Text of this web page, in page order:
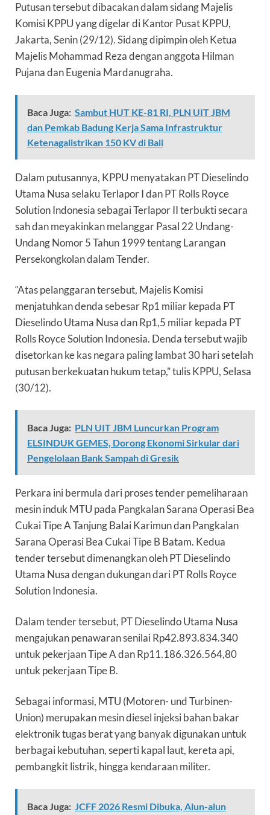
Putusan tersebut dibacakan dalam sidang Majelis
Komisi KPPU yang digelar di Kantor Pusat KPPU,
Jakarta, Senin (29/12). Sidang dipimpin oleh Ketua
Majelis Mohammad Reza dengan anggota Hilman
Pujana dan Eugenia Mardanugraha.
Baca Juga: Sambut HUT KE-81 RI, PLN UIT JBM
dan Pemkab Badung Kerja Sama Infrastruktur
Ketenagalistrikan 150 KV di Bali
Dalam putusannya, KPPU menyatakan PT Dieselindo
Utama Nusa selaku Terlapor I dan PT Rolls Royce
Solution Indonesia sebagai Terlapor II terbukti secara
sah dan meyakinkan melanggar Pasal 22 Undang-
Undang Nomor 5 Tahun 1999 tentang Larangan
Persekongkolan dalam Tender.
“Atas pelanggaran tersebut, Majelis Komisi
menjatuhkan denda sebesar Rp1 miliar kepada PT
Dieselindo Utama Nusa dan Rp1,5 miliar kepada PT
Rolls Royce Solution Indonesia. Denda tersebut wajib
disetorkan ke kas negara paling lambat 30 hari setelah
putusan berkekuatan hukum tetap,” tulis KPPU, Selasa
(30/12).
Baca Juga: PLN UIT JBM Luncurkan Program
ELSINDUK GEMES, Dorong Ekonomi Sirkular dari
Pengelolaan Bank Sampah di Gresik
Perkara ini bermula dari proses tender pemeliharaan
mesin induk MTU pada Pangkalan Sarana Operasi Bea
Cukai Tipe A Tanjung Balai Karimun dan Pangkalan
Sarana Operasi Bea Cukai Tipe B Batam. Kedua
tender tersebut dimenangkan oleh PT Dieselindo
Utama Nusa dengan dukungan dari PT Rolls Royce
Solution Indonesia.
Dalam tender tersebut, PT Dieselindo Utama Nusa
mengajukan penawaran senilai Rp42.893.834.340
untuk pekerjaan Tipe A dan Rp11.186.326.564,80
untuk pekerjaan Tipe B.
Sebagai informasi, MTU (Motoren- und Turbinen-
Union) merupakan mesin diesel injeksi bahan bakar
elektronik tugas berat yang banyak digunakan untuk
berbagai kebutuhan, seperti kapal laut, kereta api,
pembangkit listrik, hingga kendaraan militer.
Baca Juga: JCFF 2026 Resmi Dibuka, Alun-alun